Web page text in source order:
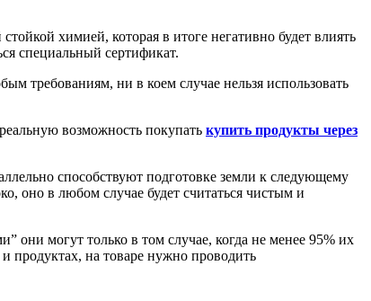
химией, которая в итоге негативно будет влиять
специальный сертификат.
требованиям, ни в коем случае нельзя использовать
возможность покупать купить продукты через
способствуют подготовке земли к следующему
оно в любом случае будет считаться чистым и
они могут только в том случае, когда не менее 95% их
продуктах, на товаре нужно проводить